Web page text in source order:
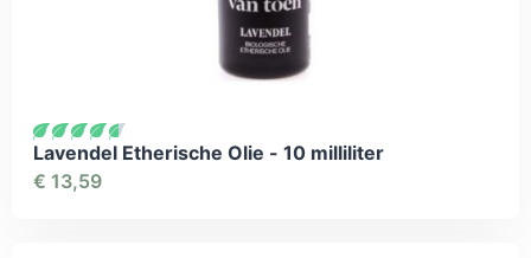
Lavendel Etherische Olie - 10 milliliter
€ 13,59